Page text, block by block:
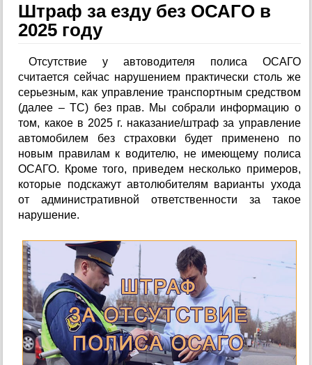
Штраф за езду без ОСАГО в
2025 году
Отсутствие у автоводителя полиса ОСАГО
считается сейчас нарушением практически столь же
серьезным, как управление транспортным средством
(далее – ТС) без прав. Мы собрали информацию о
том, какое в 2025 г. наказание/штраф за управление
автомобилем без страховки будет применено по
новым правилам к водителю, не имеющему полиса
ОСАГО. Кроме того, приведем несколько примеров,
которые подскажут автолюбителям варианты ухода
от административной ответственности за такое
нарушение.